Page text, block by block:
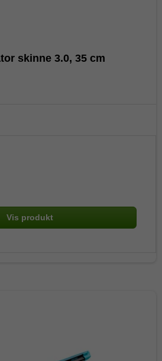
skinne 3.0, 35 cm
Vis produkt